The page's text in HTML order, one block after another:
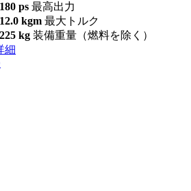
180 ps 最高出力
12.0 kgm 最大トルク
225 kg 装備重量（燃料を除く）
細